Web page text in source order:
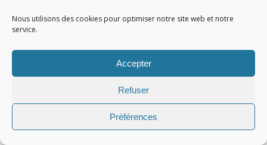
Nous utilisons des cookies pour optimiser notre site web et notre
service.
Accepter
Refuser
Préférences
CART